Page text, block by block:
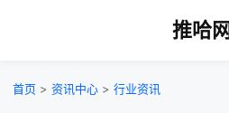
推哈网
首页 > 资讯中心 > 行业资讯